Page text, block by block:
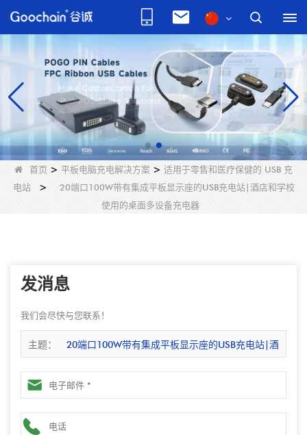
首页 > 平板电脑充电解决方案 > 适用于零售和医疗保健的 USB 充
电站>
20端口100W带有集成平板显示座的USB充电站|酒店和学校
使用的桌面多设备充电器
发消息
我们会尽快与您联系！
主题： 20端口100W带有集成平板显示座的USB充电站|酒
店和学校使用的桌面多设备充电器